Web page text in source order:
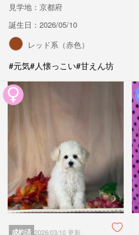
見学地：京都府
誕生日：2026/05/10
レッド系（赤色）
#元気#人懐っこい#甘えん坊
成約済 2026/03/10 更新